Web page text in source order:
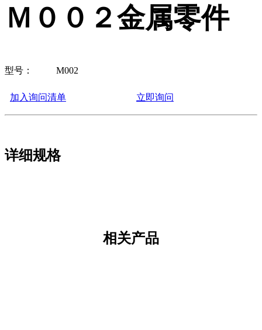
Ｍ００２金属零件
型号： M002
加入询问清单 立即询问
详细规格
相关产品